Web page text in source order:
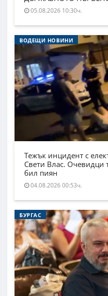
05.08.2026 10:30ч.
ВОДЕЩИ НОВИНИ
Тежък инцидент с
Свети Влас. Очевидци
бил пиян
04.08.2026 00:53ч.
БУРГАС